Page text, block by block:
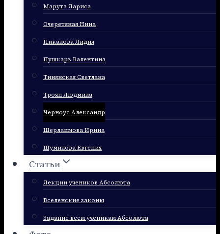
Марута Лариса
Очеретяная Нина
Пикалова Лидия
Пушкарь Валентина
Тинянская Светлана
Троян Людмила
Черноус Александр
Шерлаимова Ирина
Шумилова Евгения
Статьи
Лекции учеников Абсолюта
Вселенские законы
Задание всем ученикам Абсолюта